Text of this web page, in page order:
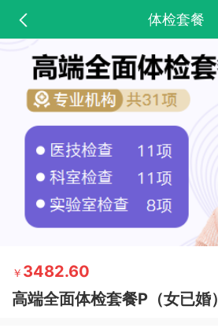
体检套餐
￥ 3482.60
高端全面体检套餐P（女已婚）